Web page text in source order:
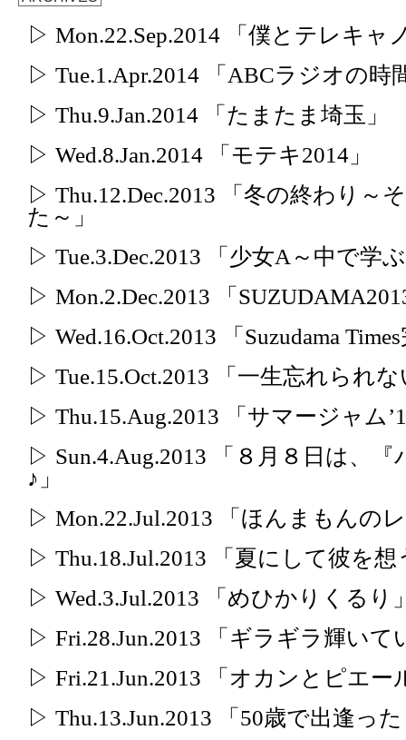
▷ Mon.22.Sep.2014 「僕とテレキャ
▷ Tue.1.Apr.2014 「ABCラジオの時
▷ Thu.9.Jan.2014 「たまたま埼玉」
▷ Wed.8.Jan.2014 「モテキ2014」
▷ Thu.12.Dec.2013 「冬の終わり～
た～」
▷ Tue.3.Dec.2013 「少女A～中で学
▷ Mon.2.Dec.2013 「
▷ Wed.16.Oct.2013 「Suzudama
▷ Tue.15.Oct.2013 「一生忘れられ
▷ Thu.15.Aug.2013 「サマージャム
▷ Sun.4.Aug.2013 「８月８日は、
♪」
▷ Mon.22.Jul.2013 「ほんまもんの
▷ Thu.18.Jul.2013 「夏にして彼を想
▷ Wed.3.Jul.2013 「めひかりくるり
▷ Fri.28.Jun.2013 「ギラギラ輝い
▷ Fri.21.Jun.2013 「オカンとピエ
▷ Thu.13.Jun.2013 「50歳で出逢っ